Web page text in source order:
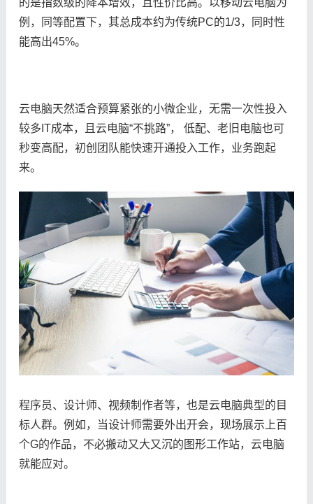
的是指数级的降本增效，且性价比高。以移动云电脑为
例，同等配置下，其总成本约为传统PC的1/3，同时性
能高出45%。
云电脑天然适合预算紧张的小微企业，无需一次性投入
较多IT成本，且云电脑“不挑路”， 低配、老旧电脑也可
秒变高配，初创团队能快速开通投入工作，业务跑起
来。
程序员、设计师、视频制作者等，也是云电脑典型的目
标人群。例如，当设计师需要外出开会，现场展示上百
个G的作品，不必搬动又大又沉的图形工作站，云电脑
就能应对。